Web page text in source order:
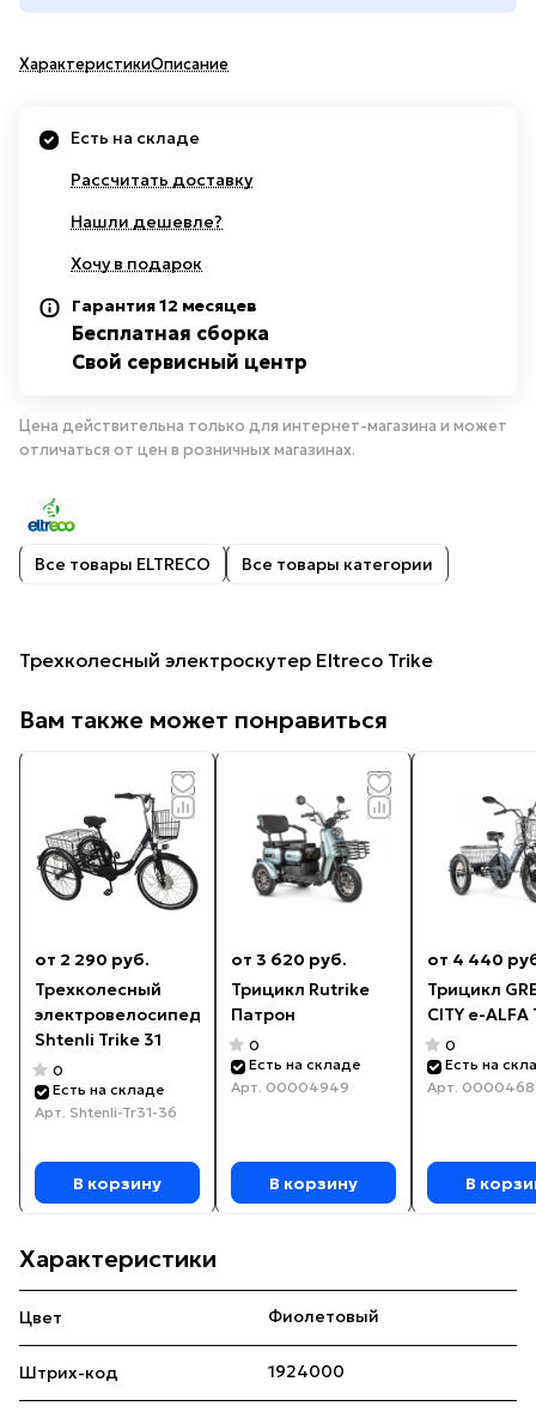
ХарактеристикиОписание
Есть на складе
Рассчитать доставку
Нашли дешевле?
Хочу в подарок
Гарантия 12 месяцев
Бесплатная сборка
Свой сервисный центр
Цена действительна только для интернет-магазина и может
отличаться от цен в розничных магазинах.
Все товары ELTRECO Все товары категории
Трехколесный электроскутер Eltreco Trike
Вам также может понравиться
от 2 290 руб.
Трехколесный
электровелосипед
Shtenli Trike 31
0
Есть на складе
Арт. Shtenli-Tr31-36
В корзину
от 3 620 руб.
Трицикл Rutrike
Патрон
0
Есть на складе
Арт. 00004949
В корзину
от 4 440
Трицикл
CITY e-ALFA
0
Есть на
Арт.
В
Характеристики
Цвет Фиолетовый
Штрих-код 1924000